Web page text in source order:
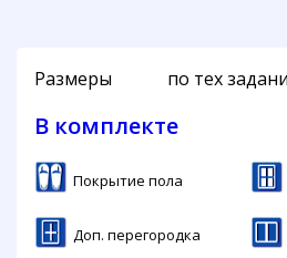
Размеры по тех
В комплекте
Покрытие пола
Доп. перегородка